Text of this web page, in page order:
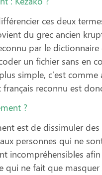
ces deux
du grec ancien
par le
un fichier sans en
simple, c’est
français reconnu est
?
est de dissimuler
personnes qui ne
incompréhensibles
qui ne fait que